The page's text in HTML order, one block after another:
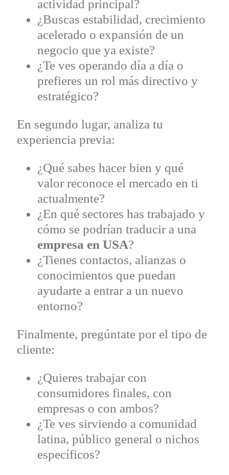
actividad principal?
¿Buscas estabilidad, crecimiento
acelerado o expansión de un
negocio que ya existe?
¿Te ves operando día a día o
prefieres un rol más directivo y
estratégico?
En segundo lugar, analiza tu
experiencia previa:
¿Qué sabes hacer bien y qué
valor reconoce el mercado en ti
actualmente?
¿En qué sectores has trabajado y
cómo se podrían traducir a una
empresa en USA?
¿Tienes contactos, alianzas o
conocimientos que puedan
ayudarte a entrar a un nuevo
entorno?
Finalmente, pregúntate por el tipo de
cliente:
¿Quieres trabajar con
consumidores finales, con
empresas o con ambos?
¿Te ves sirviendo a comunidad
latina, público general o nichos
específicos?